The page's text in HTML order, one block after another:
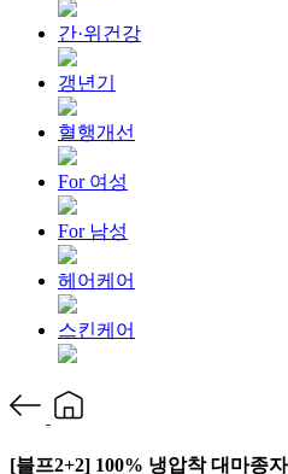
간·위건강
갱년기
혈행개선
For 여성
For 남성
헤어케어
스킨케어
[블프2+2] 100% 냉압착 대마종